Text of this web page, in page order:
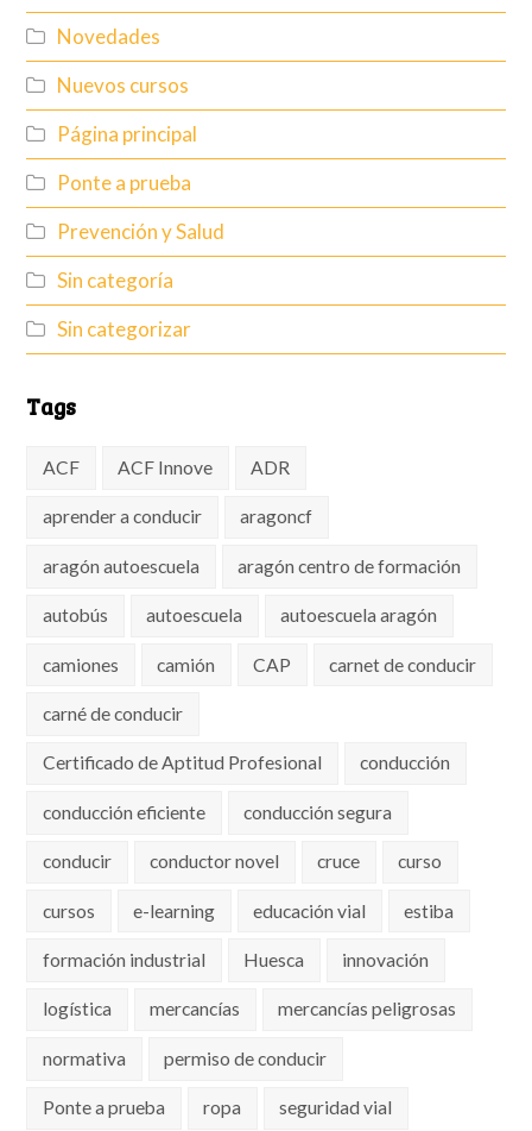
Novedades
Nuevos cursos
Página principal
Ponte a prueba
Prevención y Salud
Sin categoría
Sin categorizar
Tags
ACF ACF Innove ADR
aprender a conducir aragoncf
aragón autoescuela aragón centro de formación
autobús autoescuela autoescuela aragón
camiones camión CAP carnet de conducir
carné de conducir
Certificado de Aptitud Profesional conducción
conducción eficiente conducción segura
conducir conductor novel cruce curso
cursos e-learning educación vial estiba
formación industrial Huesca innovación
logística mercancías mercancías peligrosas
normativa permiso de conducir
Ponte a prueba ropa seguridad vial